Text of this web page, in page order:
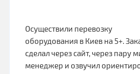
Осуществили перевозку
оборудования в Киев на 5+.
сделал через сайт, через пару
менеджер и озвучил